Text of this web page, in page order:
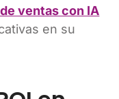
ventas con IA
en su